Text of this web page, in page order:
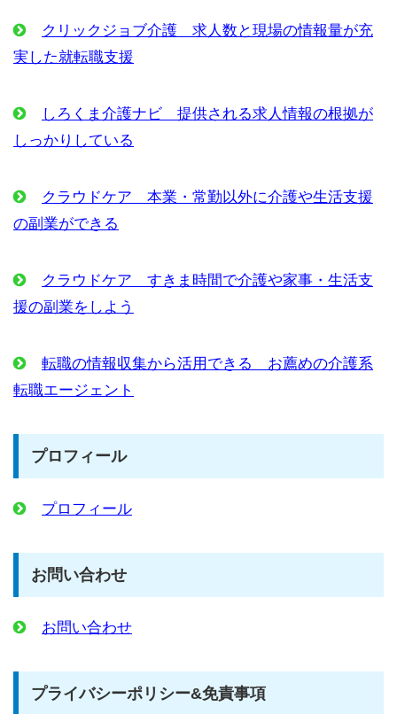
クリックジョブ介護 求人数と現場の情報量が充
実した就転職支援
しろくま介護ナビ 提供される求人情報の根拠が
しっかりしている
クラウドケア 本業・常勤以外に介護や生活支援
の副業ができる
クラウドケア すきま時間で介護や家事・生活支
援の副業をしよう
転職の情報収集から活用できる お薦めの介護系
転職エージェント
プロフィール
プロフィール
お問い合わせ
お問い合わせ
プライバシーポリシー&免責事項